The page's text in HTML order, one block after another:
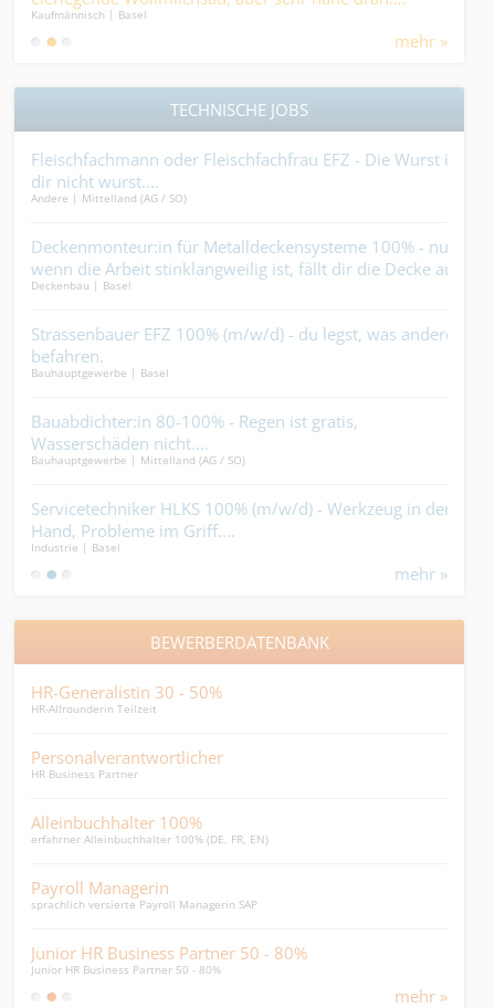
Kaufmännisch | Basel
mehr »
TECHNISCHE JOBS
Fleischfachmann oder Fleischfachfrau EFZ - Die Wurst ist
dir nicht wurst....
Andere | Mittelland (AG / SO)
Deckenmonteur:in für Metalldeckensysteme 100% - nur
wenn die Arbeit stinklangweilig ist, fällt dir die Decke auf
den Kopf....
Deckenbau | Basel
Strassenbauer EFZ 100% (m/w/d) - du legst, was andere
befahren.
Bauhauptgewerbe | Basel
Bauabdichter:in 80-100% - Regen ist gratis,
Wasserschäden nicht....
Bauhauptgewerbe | Mittelland (AG / SO)
Servicetechniker HLKS 100% (m/w/d) - Werkzeug in der
Hand, Probleme im Griff....
Industrie | Basel
mehr »
BEWERBERDATENBANK
HR-Generalistin 30 - 50%
HR-Allrounderin Teilzeit
Personalverantwortlicher
HR Business Partner
Alleinbuchhalter 100%
erfahrner Alleinbuchhalter 100% (DE, FR, EN)
Payroll Managerin
sprachlich versierte Payroll Managerin SAP
Junior HR Business Partner 50 - 80%
Junior HR Business Partner 50 - 80%
mehr »